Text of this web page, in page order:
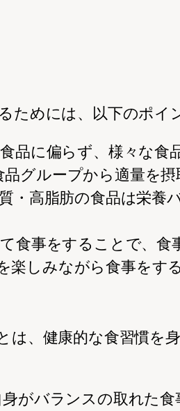
ためには、以下のポイ
品に偏らず、様々な
グループから適量を摂
・高脂肪の食品は栄
食事をすることで、
しみながら食事をす
は、健康的な食習慣
身がバランスの取れた